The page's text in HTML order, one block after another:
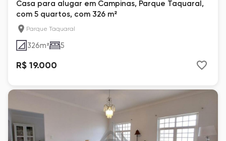
Casa para alugar em Campinas, Parque Taquaral,
com 5 quartos, com 326 m²
Parque Taquaral
326m² 5
R$ 19.000